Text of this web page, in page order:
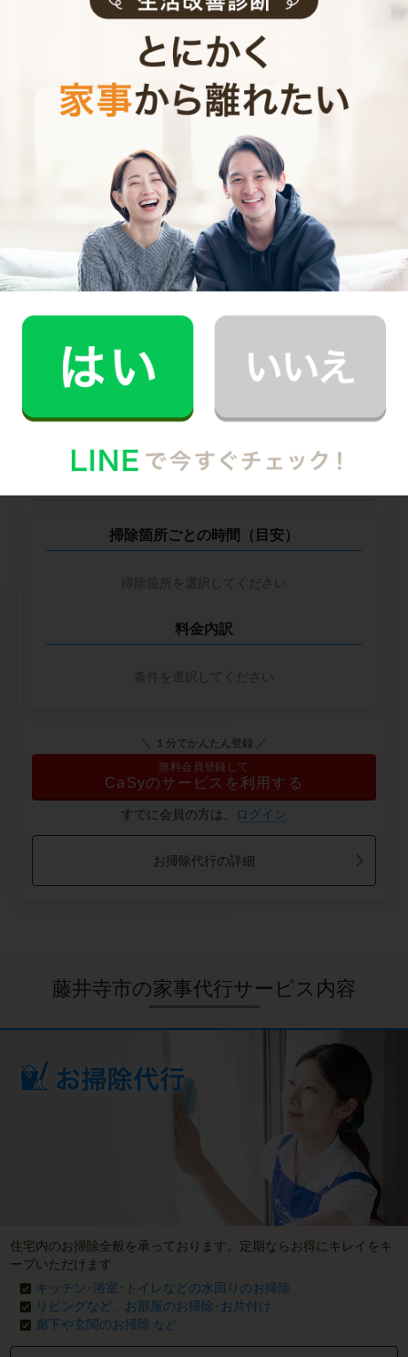
お見積り内容
他社との比較
業界大手B社
--
中堅CH社
--円
掃除箇所ごとの時間（目安）
掃除箇所を選択してください
料金内訳
条件を選択してください
＼ １分でかんたん登録 ／
無料会員登録して
CaSyのサービスを利用する
すでに会員の方は、 ログイン
お掃除代行の詳細
藤井寺市の家事代行サービス内容
住宅内のお掃除全般を承っております。定期ならお得にキレイをキ
ープいただけます
キッチン･浴室･トイレなどの水回りのお掃除
リビングなど、お部屋のお掃除･お片付け
廊下や玄関のお掃除 など